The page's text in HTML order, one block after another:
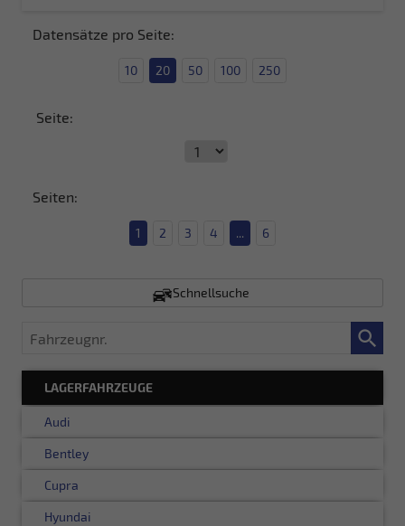
Datensätze pro Seite:
10 20 50 100 250
Seite:
Seiten:
1 2 3 4 ... 6
Schnellsuche
Fahrzeugnr.
LAGERFAHRZEUGE
Audi
Bentley
Cupra
Hyundai